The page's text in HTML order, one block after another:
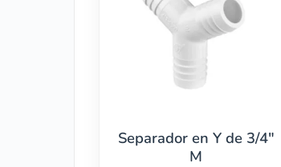
Separador en Y de 3/4″
M